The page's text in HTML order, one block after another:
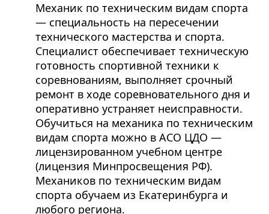
Механик по техническим видам спорта
— специальность на пересечении
технического мастерства и спорта.
Специалист обеспечивает техническую
готовность спортивной техники к
соревнованиям, выполняет срочный
ремонт в ходе соревновательного дня и
оперативно устраняет неисправности.
Обучиться на механика по техническим
видам спорта можно в АСО ЦДО —
лицензированном учебном центре
(лицензия Минпросвещения РФ).
Механиков по техническим видам
спорта обучаем из Екатеринбурга и
любого региона.